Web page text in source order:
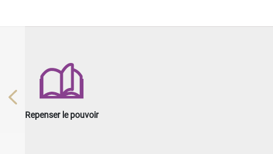
Repenser le pouvoir
Previous